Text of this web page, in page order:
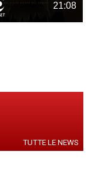
21:08
TUTTE LE NEWS